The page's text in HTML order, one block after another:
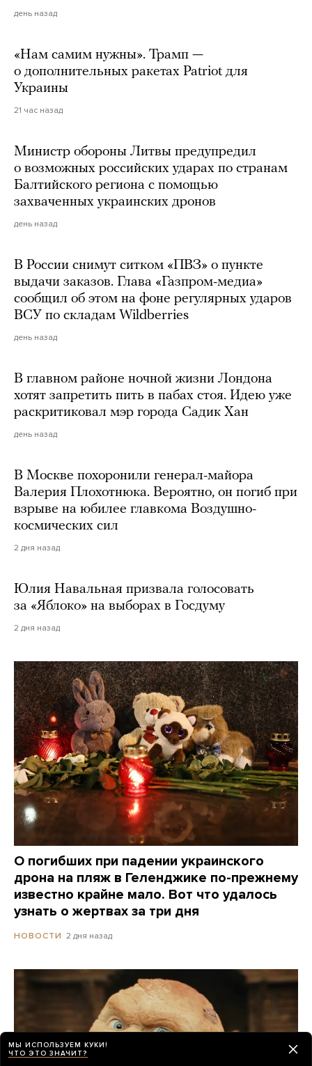
день назад
«Нам самим нужны». Трамп —
о дополнительных ракетах Patriot для
Украины
21 час назад
Министр обороны Литвы предупредил
о возможных российских ударах по странам
Балтийского региона с помощью
захваченных украинских дронов
день назад
В России снимут ситком «ПВЗ» о пункте
выдачи заказов. Глава «Газпром-медиа»
сообщил об этом на фоне регулярных ударов
ВСУ по складам Wildberries
день назад
В главном районе ночной жизни Лондона
хотят запретить пить в пабах стоя. Идею уже
раскритиковал мэр города Садик Хан
день назад
В Москве похоронили генерал-майора
Валерия Плохотнюка. Вероятно, он погиб при
взрыве на юбилее главкома Воздушно-
космических сил
2 дня назад
Юлия Навальная призвала голосовать
за «Яблоко» на выборах в Госдуму
2 дня назад
О погибших при падении украинского
дрона на пляж в Геленджике по-прежнему
известно крайне мало. Вот что удалось
узнать о жертвах за три дня
НОВОСТИ 2 дня назад
МЫ ИСПОЛЬЗУЕМ КУКИ!
ЧТО ЭТО ЗНАЧИТ?